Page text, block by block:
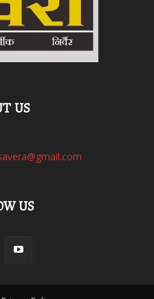
US
US